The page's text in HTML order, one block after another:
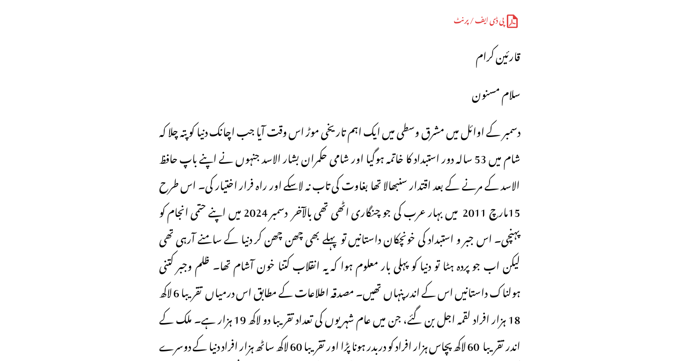
پی ڈی ایف / پرنٹ
قارئین کرام
سلام مسنون
دسمبر کے اوائل میں مشرق وسطی میں ایک اہم تاریخی موڑ اس وقت آیا جب اچانک دنیا کو پتہ چلا کہ
شام میں 53 سالہ دور استبداد کا خاتمہ ہوگیا اور شامی حکمران بشار الاسد جنہوں نے اپنے باپ حافظ
الاسد کے مرنے کے بعد اقتدار سنبھالا تھا بغاوت کی تاب نہ لاسکے اور راہ فرار اختیار کی۔ اس طرح
15مارچ 2011 میں بہار عرب کی جو چنگاری اٹھی تھی بالآخر دسمبر 2024 میں اپنے حتمی انجام کو
پہنچی۔ اس جبر و استبداد کی خونچکان داستانیں تو پہلے بھی چھن چھن کر دنیا کے سامنے آرہی تھی
لیکن اب جو پردہ ہٹا تو دنیا کو پہلی بار معلوم ہوا کہ یہ انقلاب کتنا خون آشام تھا۔ ظلم وجبر کتنی
ہولناک داستانیں اس کے اندر پنہاں تھیں۔ مصدقہ اطلاعات کے مطابق اس درمیاں تقریبا 6 لاکھ
18 ہزار افراد لقمہ اجل بن گئے، جن میں عام شہریوں کی تعداد تقریبا دو لاکھ 19 ہزار ہے۔ ملک کے
اندر تقریبا 60 لاکھ پچاس ہزار افراد کو دربدر ہونا پڑا اور تقریبا 60 لاکھ ساٹھ ہزار افراد دنیا کے دوسرے